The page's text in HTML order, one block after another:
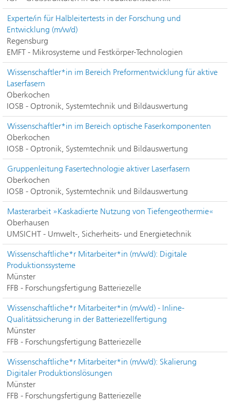
Experte/in für Halbleitertests in der Forschung und
Entwicklung (m/w/d)
Regensburg
EMFT - Mikrosysteme und Festkörper-Technologien
Wissenschaftler*in im Bereich Preformentwicklung für aktive
Laserfasern
Oberkochen
IOSB - Optronik, Systemtechnik und Bildauswertung
Wissenschaftler*in im Bereich optische Faserkomponenten
Oberkochen
IOSB - Optronik, Systemtechnik und Bildauswertung
Gruppenleitung Fasertechnologie aktiver Laserfasern
Oberkochen
IOSB - Optronik, Systemtechnik und Bildauswertung
Masterarbeit »Kaskadierte Nutzung von Tiefengeothermie«
Oberhausen
UMSICHT - Umwelt-, Sicherheits- und Energietechnik
Wissenschaftliche*r Mitarbeiter*in (m/w/d): Digitale
Produktionssysteme
Münster
FFB - Forschungsfertigung Batteriezelle
Wissenschaftliche*r Mitarbeiter*in (m/w/d) - Inline-
Qualitätssicherung in der Batteriezellfertigung
Münster
FFB - Forschungsfertigung Batteriezelle
Wissenschaftliche*r Mitarbeiter*in (m/w/d): Skalierung
Digitaler Produktionslösungen
Münster
FFB - Forschungsfertigung Batteriezelle